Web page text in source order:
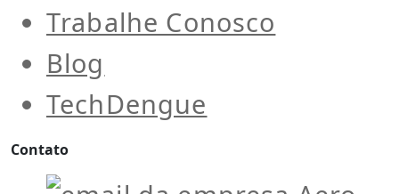
Trabalhe Conosco
Blog
TechDengue
Contato